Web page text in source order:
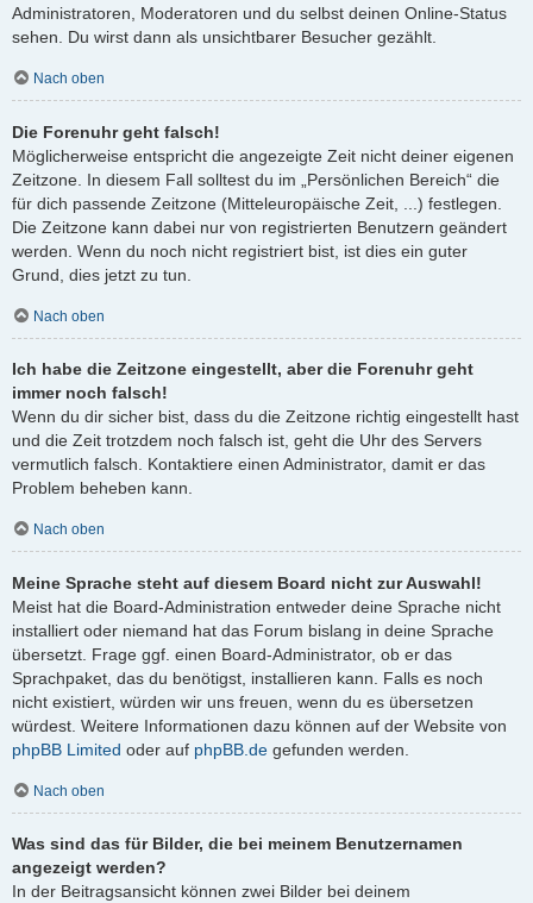
Administratoren, Moderatoren und du selbst deinen Online-Status
sehen. Du wirst dann als unsichtbarer Besucher gezählt.
Nach oben
Die Forenuhr geht falsch!
Möglicherweise entspricht die angezeigte Zeit nicht deiner eigenen
Zeitzone. In diesem Fall solltest du im „Persönlichen Bereich“ die
für dich passende Zeitzone (Mitteleuropäische Zeit, ...) festlegen.
Die Zeitzone kann dabei nur von registrierten Benutzern geändert
werden. Wenn du noch nicht registriert bist, ist dies ein guter
Grund, dies jetzt zu tun.
Nach oben
Ich habe die Zeitzone eingestellt, aber die Forenuhr geht
immer noch falsch!
Wenn du dir sicher bist, dass du die Zeitzone richtig eingestellt hast
und die Zeit trotzdem noch falsch ist, geht die Uhr des Servers
vermutlich falsch. Kontaktiere einen Administrator, damit er das
Problem beheben kann.
Nach oben
Meine Sprache steht auf diesem Board nicht zur Auswahl!
Meist hat die Board-Administration entweder deine Sprache nicht
installiert oder niemand hat das Forum bislang in deine Sprache
übersetzt. Frage ggf. einen Board-Administrator, ob er das
Sprachpaket, das du benötigst, installieren kann. Falls es noch
nicht existiert, würden wir uns freuen, wenn du es übersetzen
würdest. Weitere Informationen dazu können auf der Website von
phpBB Limited oder auf phpBB.de gefunden werden.
Nach oben
Was sind das für Bilder, die bei meinem Benutzernamen
angezeigt werden?
In der Beitragsansicht können zwei Bilder bei deinem